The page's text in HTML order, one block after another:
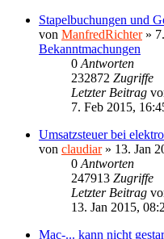
Stapelbuchungen und
von ManfredRichter»
Bekanntmachungen
0 Antworten
232872 Zugriffe
Letzter Beitrag
7. Feb 2015,
Umsatzsteuer bei
von claudiar» 13. Jan
0 Antworten
247913 Zugriffe
Letzter Beitrag
13. Jan 2015,
Mac-... kann nicht